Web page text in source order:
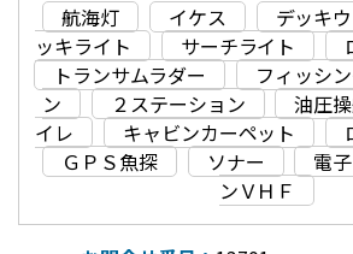
航海灯 イケス デッキ
ッキライト
サーチライト
トランサムラダー
フィッシ
ン
２ステーション 油圧
イレ
キャビンカーペット
ＧＰＳ魚探
ソナー 電
ンＶＨＦ